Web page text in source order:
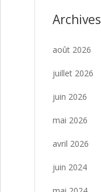
Archives
août 2026
juillet 2026
juin 2026
mai 2026
avril 2026
juin 2024